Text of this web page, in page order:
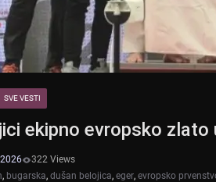
SVE VESTI
ekipno evropsko zlato
322 Views
, bugarska, dušan belojica, eger, evropsko